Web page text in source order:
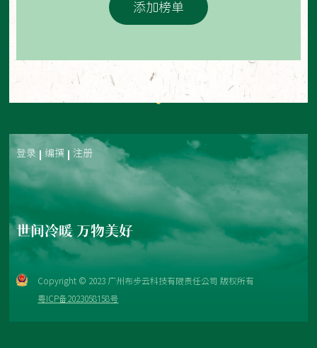
添加榜单
登录 编撰 注册
世间冷暖 万物美好
Copyright © 2023 广州布步云科技有限责任公司 版权所有
粤ICP备2023058158号